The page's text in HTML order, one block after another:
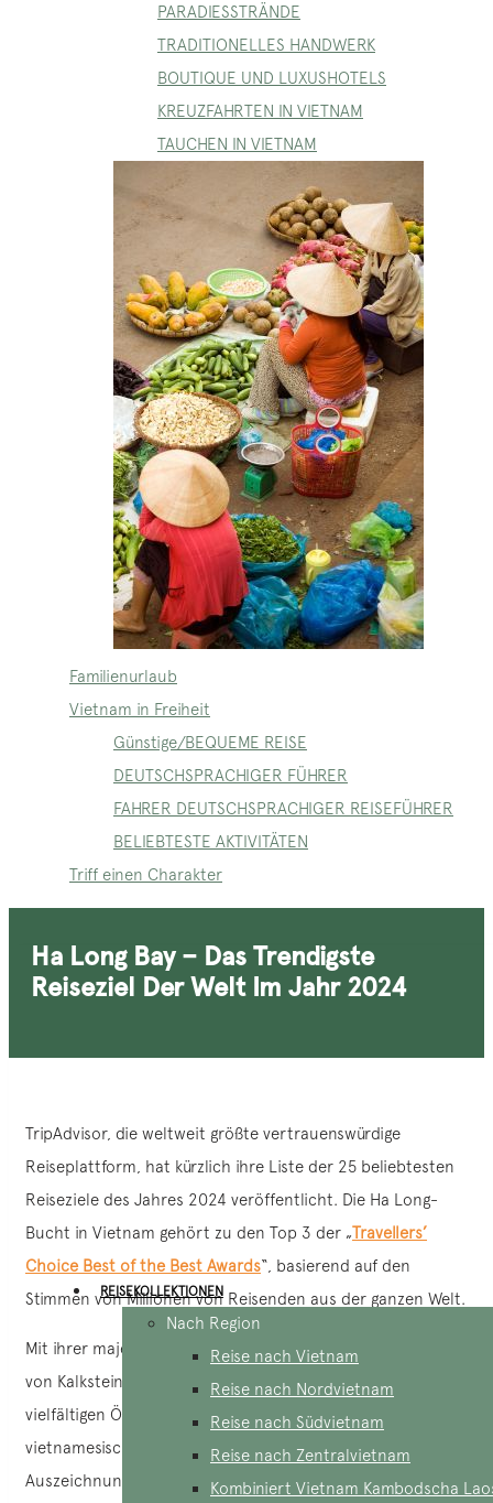
PARADIESSTRÄNDE
TRADITIONELLES HANDWERK
BOUTIQUE UND LUXUSHOTELS
KREUZFAHRTEN IN VIETNAM
TAUCHEN IN VIETNAM
Familienurlaub
Vietnam in Freiheit
Günstige/BEQUEME REISE
DEUTSCHSPRACHIGER FÜHRER
FAHRER DEUTSCHSPRACHIGER REISEFÜHRER
BELIEBTESTE AKTIVITÄTEN
Triff einen Charakter
REISEKOLLEKTIONEN
Nach Region
Reise nach Vietnam
Reise nach Nordvietnam
Reise nach Südvietnam
Reise nach Zentralvietnam
Kombiniert Vietnam Kambodscha
Ha Long Bay – Das Trendigste
Reiseziel Der Welt Im Jahr 2024
TripAdvisor, die weltweit größte vertrauenswürdige
Reiseplattform, hat kürzlich ihre Liste der 25 beliebtesten
Reiseziele des Jahres 2024 veröffentlicht. Die Ha Long-
Bucht in Vietnam gehört zu den Top 3 der „Travellers’
Choice Best of the Best Awards“, basierend auf den
Stimmen von Millionen von Reisenden aus der ganzen Welt.
Mit ihrer majestätischen Naturlandschaft aus Tausenden
von Kalksteinbergen, geheimnisvollen Höhlen und einem
vielfältigen Ökosystem zieht die Ha Long Bay immer wieder
vietnamesische und ausländische Touristen an. Diese
Auszeichnung ist ein Beweis für die Attraktivität der Ha